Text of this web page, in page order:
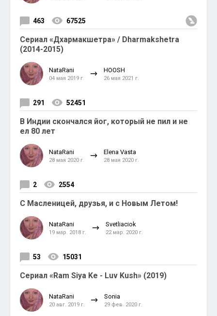
463 67525
Сериал «Дхармакшетра» / Dharmakshetra
(2014-2015)
NataRani
04 мая 2019 г.
HOOSH
26 мая 2021 г.
291 52451
В Индии скончался йог, который не пил и не
ел 80 лет
NataRani
28 мая 2020 г.
Elena Vasta
28 мая 2020 г.
2 2554
С Масленицей, друзья, и с Новым Летом!
NataRani
19 мар. 2018 г.
Svetliaciok
22 мар. 2020 г.
53 15031
Сериал «Ram Siya Ke - Luv Kush» (2019)
NataRani
20 авг. 2019 г.
Sonia
29 фев. 2020 г.